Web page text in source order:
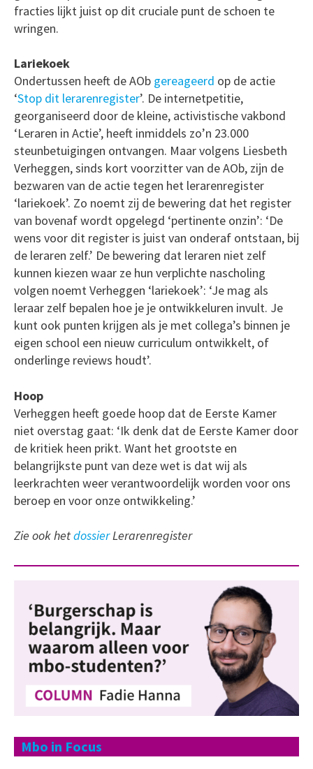
fracties lijkt juist op dit cruciale punt de schoen te
wringen.
Lariekoek
Ondertussen heeft de AOb gereageerd op de actie
‘Stop dit lerarenregister’. De internetpetitie,
georganiseerd door de kleine, activistische vakbond
‘Leraren in Actie’, heeft inmiddels zo’n 23.000
steunbetuigingen ontvangen. Maar volgens Liesbeth
Verheggen, sinds kort voorzitter van de AOb, zijn de
bezwaren van de actie tegen het lerarenregister
‘lariekoek’. Zo noemt zij de bewering dat het register
van bovenaf wordt opgelegd ‘pertinente onzin’: ‘De
wens voor dit register is juist van onderaf ontstaan, bij
de leraren zelf.’ De bewering dat leraren niet zelf
kunnen kiezen waar ze hun verplichte nascholing
volgen noemt Verheggen ‘lariekoek’: ‘Je mag als
leraar zelf bepalen hoe je je ontwikkeluren invult. Je
kunt ook punten krijgen als je met collega’s binnen je
eigen school een nieuw curriculum ontwikkelt, of
onderlinge reviews houdt’.
Hoop
Verheggen heeft goede hoop dat de Eerste Kamer
niet overstag gaat: ‘Ik denk dat de Eerste Kamer door
de kritiek heen prikt. Want het grootste en
belangrijkste punt van deze wet is dat wij als
leerkrachten weer verantwoordelijk worden voor ons
beroep en voor onze ontwikkeling.’
Zie ook hetdossierLerarenregister
Mbo in Focus